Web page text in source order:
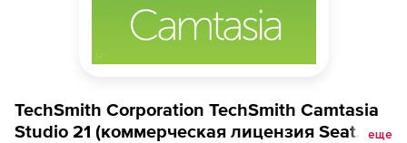
TechSmith Corporation TechSmith Camtasia
Studio 21 (коммерческая лицензия Seat
еще